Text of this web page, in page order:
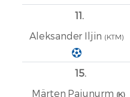
11.
Aleksander Iljin (KTM)
15.
Märten Pajunurm (K)